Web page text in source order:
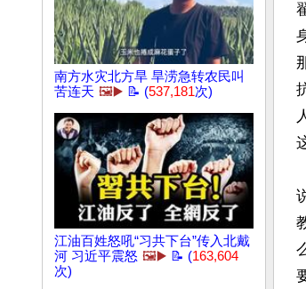
南方水灾北方旱 旱涝急转农民叫
苦连天 🖼️▶️ 📝 (537,181次)
江油百姓怒吼“习共下台”传入北戴
河 习近平震怒 🖼️▶️ 📝 (163,604
次)